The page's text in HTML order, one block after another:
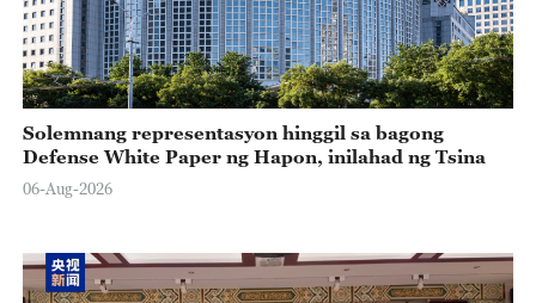
Solemnang representasyon hinggil sa bagong
Defense White Paper ng Hapon, inilahad ng Tsina
06-Aug-2026